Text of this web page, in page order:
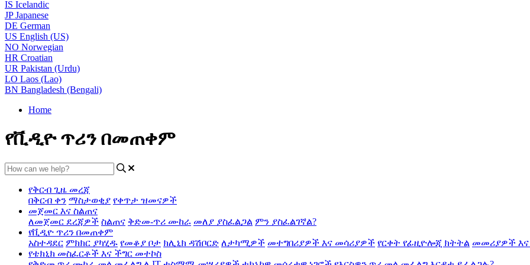
IS Icelandic
JPJapanese
DE German
US English (US)
NO Norwegian
HR Croatian
UR Pakistan (Urdu)
LO Laos (Lao)
BN Bangladesh (Bengali)
Home
የቪዲዮ ጥሪን በመጠቀም
የቅርብ ጊዜ መረጃ
በቅርብ ቀን ማስታወቂያ የቀጥታ ዝመናዎች
መጀመር እና ስልጠና
ለመጀመር ደረጃዎች ስልጠና ቅድመ-ጥሪ ሙከራ መለያ ያስፈልጋል ምን ያስፈልገኛል?
የቪዲዮ ጥሪን በመጠቀም
አስተዳደር ምክክር ያካሂዱ የመቆያ ቦታ ክሊኒክ ዳሽቦርድ ለታካሚዎች መተግበሪያዎች እና መሳሪያዎች የርቀት የፊዚዮሎጂ ክትትል መመሪያዎች
የቴክኒክ መስፈርቶች እና ችግር መተኮስ